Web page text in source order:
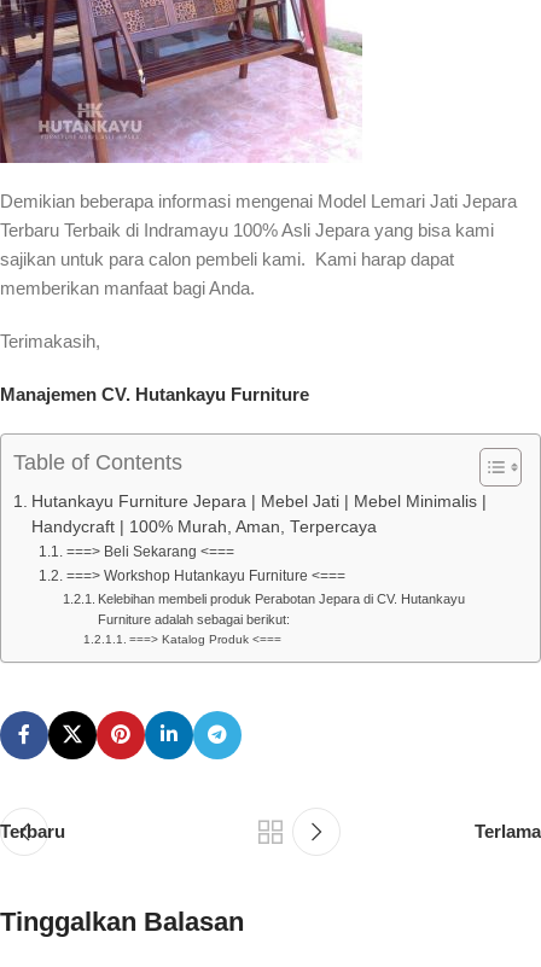
Demikian beberapa informasi mengenai Model Lemari Jati Jepara
Terbaru Terbaik di Indramayu 100% Asli Jepara yang bisa kami
sajikan untuk para calon pembeli kami. Kami harap dapat
memberikan manfaat bagi Anda.
Terimakasih,
Manajemen CV. Hutankayu Furniture
Table of Contents
Hutankayu Furniture Jepara | Mebel Jati | Mebel Minimalis |
Handycraft | 100% Murah, Aman, Terpercaya
===> Beli Sekarang <===
===> Workshop Hutankayu Furniture <===
Kelebihan membeli produk Perabotan Jepara di CV. Hutankayu
Furniture adalah sebagai berikut:
===> Katalog Produk <===
Terbaru Terlama
Tinggalkan Balasan